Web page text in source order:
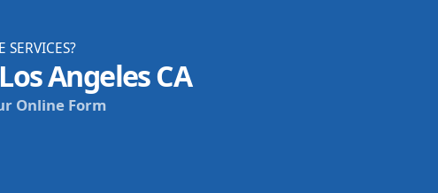
Angeles CA
Online Form